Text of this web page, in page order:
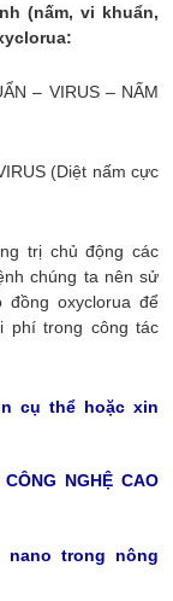
(nấm, vi khuẩn,
– VIRUS – NẤM
(Diệt nấm cực
trị chủ động các
chúng ta nên sử
oxyclorua để
phí trong công tác
cụ thể hoặc xin
NGHỆ CAO
trong nông